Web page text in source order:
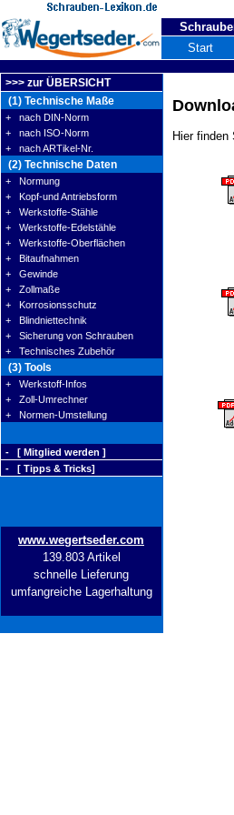
Start
>>> zur ÜBERSICHT
(1) Technische Maße
+ nach DIN-Norm
+ nach ISO-Norm
+ nach ARTikel-Nr.
(2) Technische Daten
+ Normung
+ Kopf-und Antriebsform
+ Werkstoffe-Stähle
+ Werkstoffe-Edelstähle
+ Werkstoffe-Oberflächen
+ Bitaufnahmen
+ Gewinde
+ Zollmaße
+ Korrosionsschutz
+ Blindniettechnik
+ Sicherung von Schrauben
+ Technisches Zubehör
(3) Tools
+ Werkstoff-Infos
+ Zoll-Umrechner
+ Normen-Umstellung
- [ Mitglied werden ]
- [ Tipps & Tricks]
www.wegertseder.com
139.803 Artikel
schnelle Lieferung
umfangreiche Lagerhaltung
Hier finden